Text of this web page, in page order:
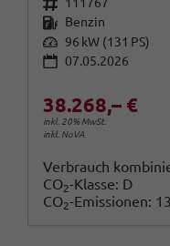
Kraftstoff Benzin
Leistung 96 kW (131 PS)
07.05.2026
38.268,– €
inkl. 20% MwSt.
inkl. NoVA
Verbrauch
CO2-Klasse: D
CO2-Emissionen: